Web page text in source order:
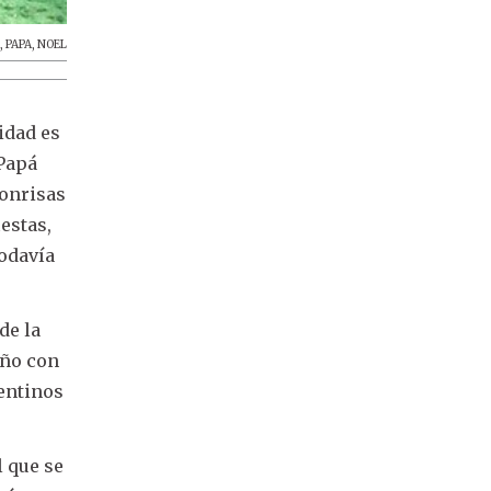
,PAPA,NOEL
es
la
con
se